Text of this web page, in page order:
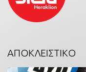
ΑΠΟΚΛΕΙΣΤΙΚΟ